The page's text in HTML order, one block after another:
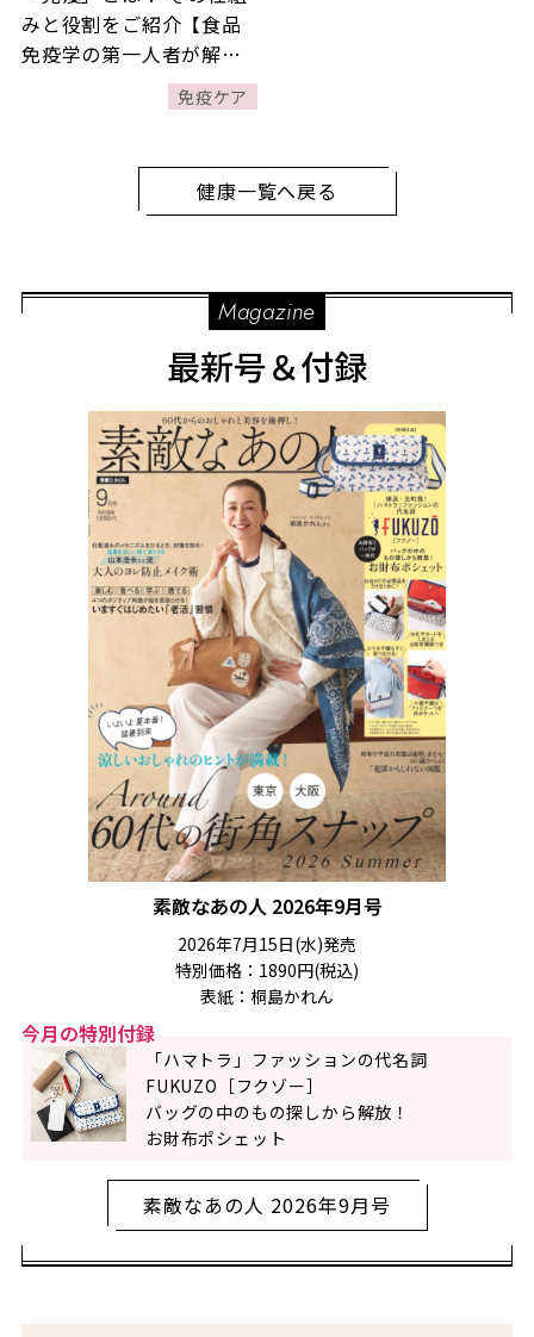
みと役割をご紹介【食品
免疫学の第一人者が解説
免疫ケア
健康一覧へ戻る
Magazine
最新号＆付録
素敵なあの人 2026年9月号
2026年7月15日(水)発売
特別価格：1890円(税込)
表紙：桐島かれん
今月の特別付録
「ハマトラ」ファッションの代名詞
FUKUZO［フクゾー］
バッグの中のもの探しから解放！
お財布ポシェット
素敵なあの人 2026年9月号